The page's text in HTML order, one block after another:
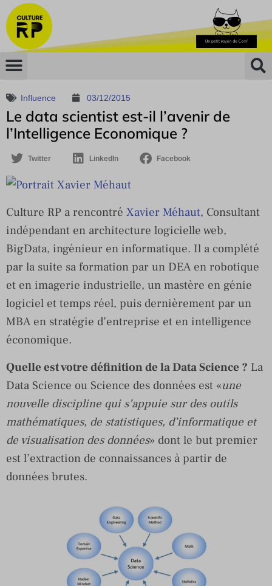
Influence 03/12/2015
Le data scientist est-il l’avenir de
l’Intelligence Economique ?
Twitter LinkedIn Facebook
Culture RP a rencontré Xavier Méhaut, Consultant
indépendant en architecture logicielle web,
BigData, ingénieur en informatique. Il a complété
par la suite sa formation par un DEA en robotique
et en imagerie industrielle, un mastère en génie
logiciel et temps réel, puis dernièrement par un
MBA en stratégie d’entreprise et en intelligence
économique.
Quelle est votre définition de la Data Science ? La
Data Science ou Science des données est «une
nouvelle discipline qui s’appuie sur des outils
mathématiques, de statistiques, d’informatique et
de visualisation des données» dont le but premier
est l’extraction de connaissances à partir de
données brutes.